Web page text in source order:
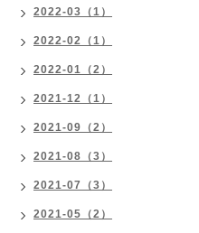
2022-03（1）
2022-02（1）
2022-01（2）
2021-12（1）
2021-09（2）
2021-08（3）
2021-07（3）
2021-05（2）